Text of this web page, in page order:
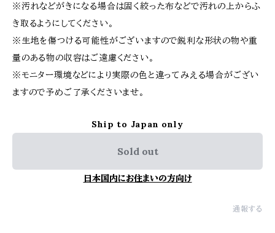
※汚れなどがきになる場合は固く絞った布などで汚れの上からふ
き取るようにしてください。
※生地を傷つける可能性がございますので鋭利な形状の物や重
量のある物の収容はご遠慮ください。
※モニター環境などにより実際の色と違ってみえる場合がござい
ますので予めご了承くださいませ。
Ship to Japan only
Sold out
日本国内にお住まいの方向け
通報する